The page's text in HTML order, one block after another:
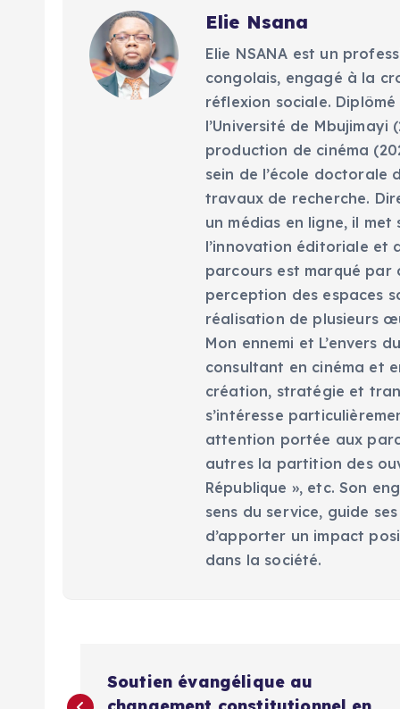
Elie Nsana
Elie NSANA est un
congolais, engagé à la
réflexion sociale.
l’Université de
production de cinéma
sein de l’école doctorale
travaux de recherche.
un médias en ligne, il
l’innovation éditoriale et
parcours est marqué par
perception des espaces
réalisation de plusieurs
Mon ennemi et L’envers
consultant en cinéma et
création, stratégie et
s’intéresse
attention portée aux
autres la partition des
République », etc. Son
sens du service, guide
d’apporter un impact
dans la société.
Soutien évangélique au